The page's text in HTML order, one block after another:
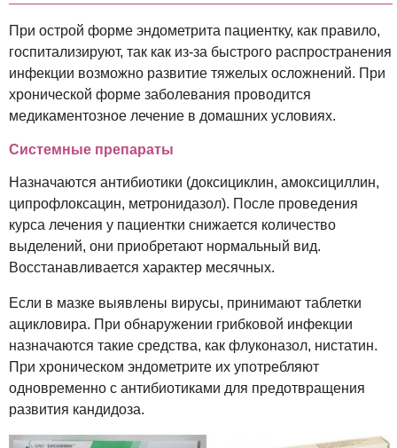
При острой форме эндометрита пациентку, как правило,
госпитализируют, так как из-за быстрого распространения
инфекции возможно развитие тяжелых осложнений. При
хронической форме заболевания проводится
медикаментозное лечение в домашних условиях.
Системные препараты
Назначаются антибиотики (доксициклин, амоксициллин,
ципрофлоксацин, метронидазол). После проведения
курса лечения у пациентки снижается количество
выделений, они приобретают нормальный вид.
Восстанавливается характер месячных.
Если в мазке выявлены вирусы, принимают таблетки
ацикловира. При обнаружении грибковой инфекции
назначаются такие средства, как флуконазол, нистатин.
При хроническом эндометрите их употребляют
одновременно с антибиотиками для предотвращения
развития кандидоза.